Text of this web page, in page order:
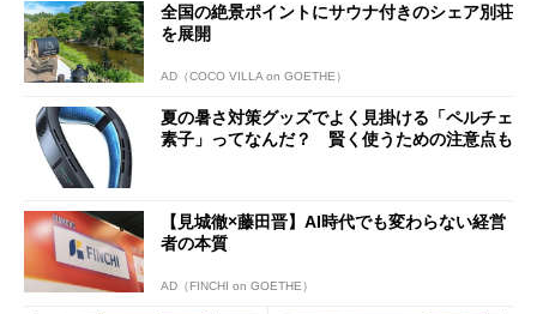
全国の絶景ポイントにサウナ付きのシェア別荘
を展開
AD（COCO VILLA on GOETHE）
夏の暑さ対策グッズでよく見掛ける「ペルチェ
素子」ってなんだ？ 賢く使うための注意点も
【見城徹×藤田晋】AI時代でも変わらない経営
者の本質
AD（FINCHI on GOETHE）